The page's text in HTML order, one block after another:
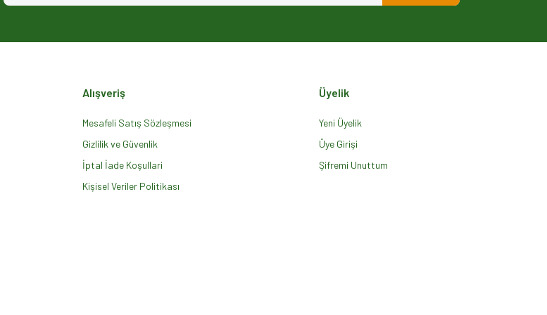
Gönder
Alışveriş
Mesafeli Satış Sözleşmesi
Gizlilik ve Güvenlik
İptal İade Koşullari
Kişisel Veriler Politikası
Üyelik
Yeni Üyelik
Üye Girişi
Şifremi Unuttum